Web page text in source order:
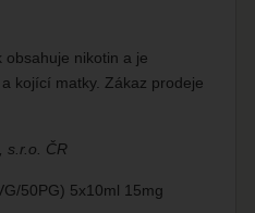
obsahuje nikotin a je
kojící matky. Zákaz prodeje
s.r.o. ČR
50PG) 5x10ml 15mg